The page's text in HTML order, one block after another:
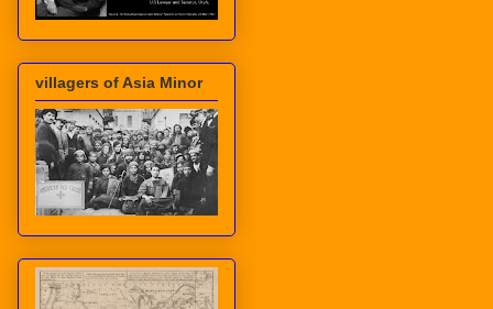
villagers of Asia Minor